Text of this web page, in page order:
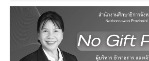
ดาวน์โหลด
กระดาน
ข้อมูลการติดต่อ